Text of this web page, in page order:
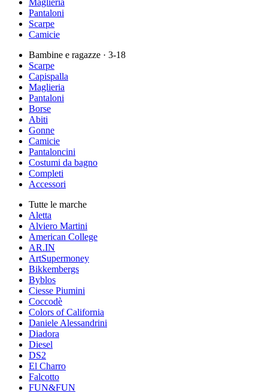
Maglieria
Pantaloni
Scarpe
Camicie
Bambine e ragazze · 3-18
Scarpe
Capispalla
Maglieria
Pantaloni
Borse
Abiti
Gonne
Camicie
Pantaloncini
Costumi da bagno
Completi
Accessori
Tutte le marche
Aletta
Alviero Martini
American College
AR.IN
ArtSupermoney
Bikkembergs
Byblos
Ciesse Piumini
Coccodè
Colors of California
Daniele Alessandrini
Diadora
Diesel
DS2
El Charro
Falcotto
FUN&FUN